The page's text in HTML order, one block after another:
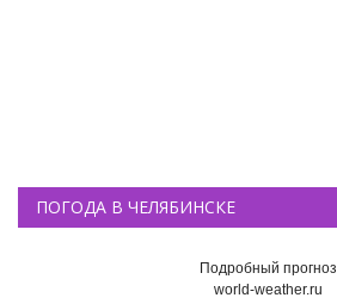
ПОГОДА В ЧЕЛЯБИНСКЕ
Подробный прогноз
world-weather.ru